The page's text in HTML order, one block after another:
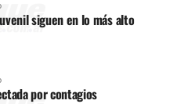
siguen en lo más alto
por contagios